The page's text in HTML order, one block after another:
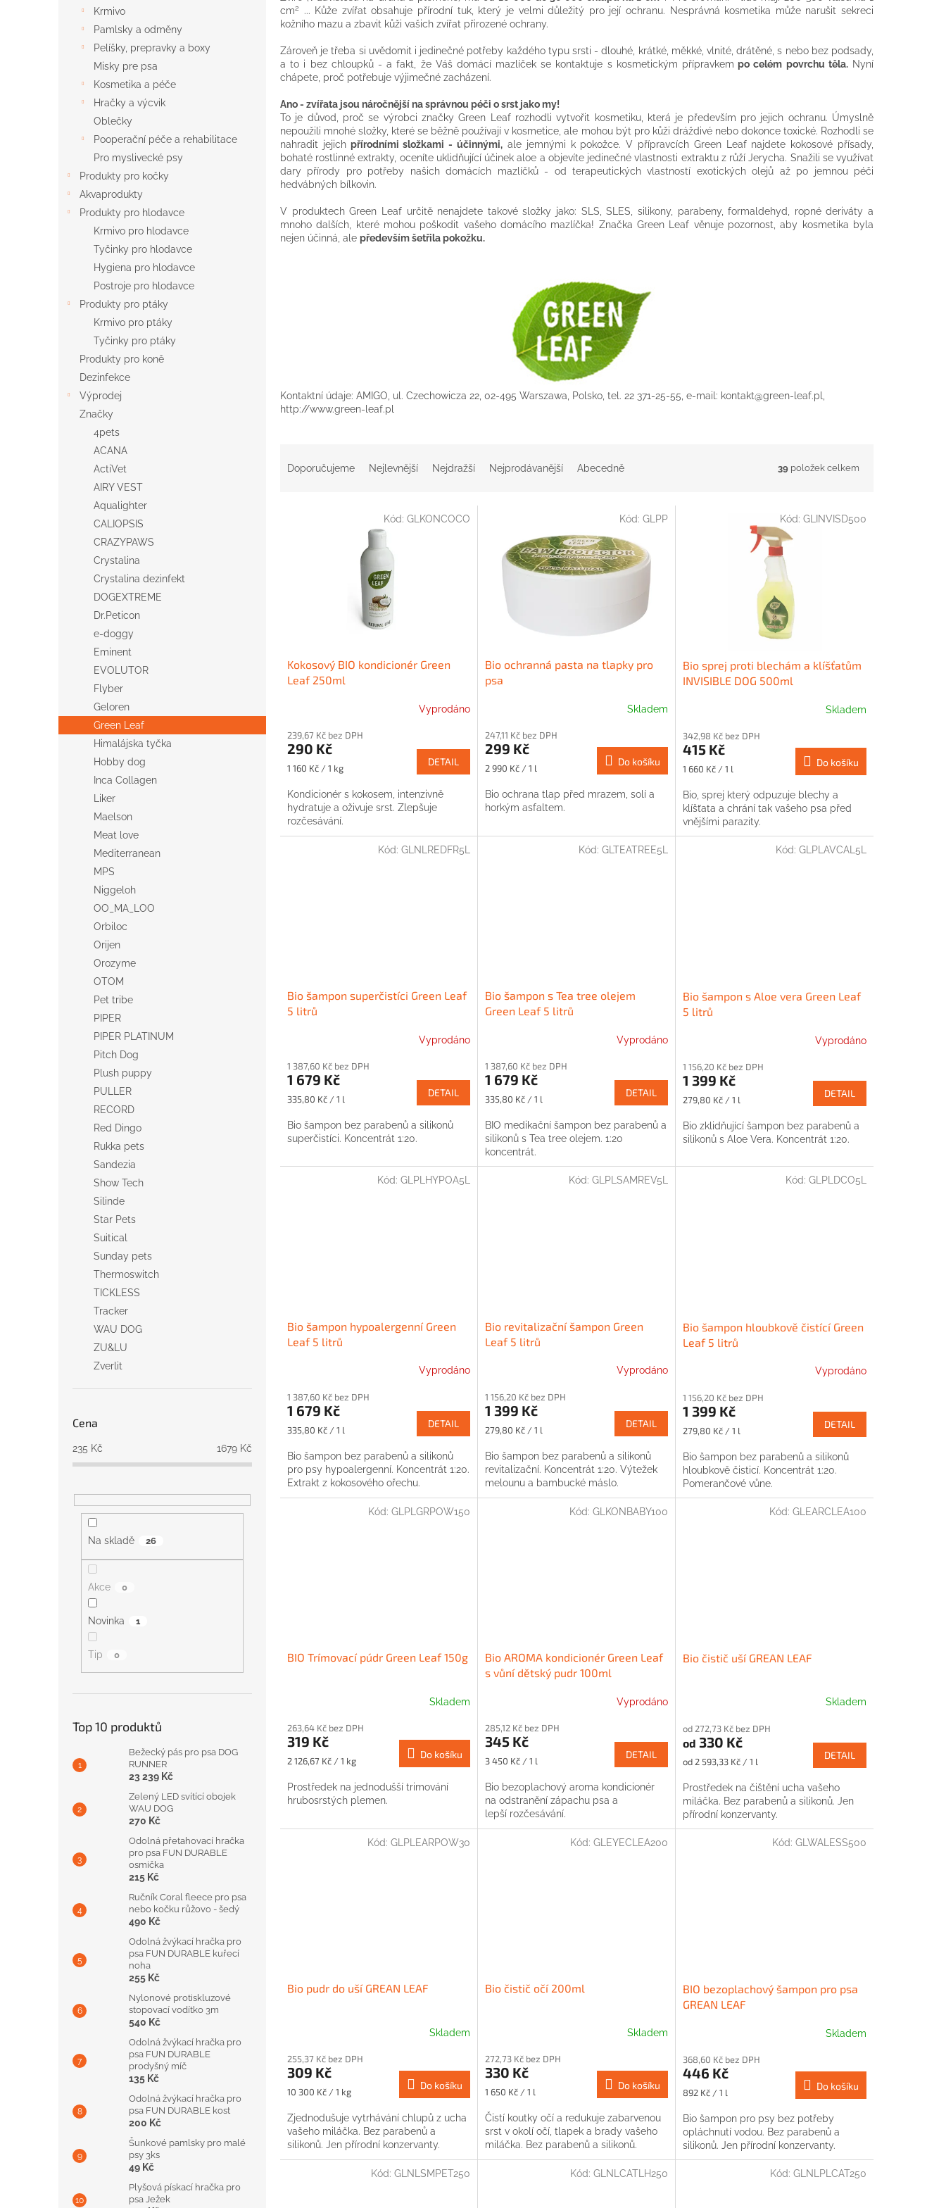
Krmivo
Pamlsky a odměny
Pelíšky, prepravky a boxy
Misky pre psa
Kosmetika a péče
Hračky a výcvik
Oblečky
Pooperační péče a rehabilitace
Pro myslivecké psy
Produkty pro kočky
Akvaprodukty
Produkty pro hlodavce
Krmivo pro hlodavce
Tyčinky pro hlodavce
Hygiena pro hlodavce
Postroje pro hlodavce
Produkty pro ptáky
Krmivo pro ptáky
Tyčinky pro ptáky
Produkty pro koně
Dezinfekce
Výprodej
Značky
4pets
ACANA
ActiVet
AIRY VEST
Aqualighter
CALIOPSIS
CRAZYPAWS
Crystalina
Crystalina dezinfekt
DOGEXTREME
Dr.Peticon
e-doggy
Eminent
EVOLUTOR
Flyber
Geloren
Green Leaf
Himalájska tyčka
Hobby dog
Inca Collagen
Liker
Maelson
Meat love
Mediterranean
MPS
Niggeloh
OO_MA_LOO
Orbiloc
Orijen
Orozyme
OTOM
Pet tribe
PIPER
PIPER PLATINUM
Pitch Dog
Plush puppy
PULLER
RECORD
Red Dingo
Rukka pets
Sandezia
Show Tech
Silinde
Star Pets
Suitical
Sunday pets
Thermoswitch
TICKLESS
Tracker
WAU DOG
ZU&LU
Zverlit
Cena
235 Kč 1679 Kč
Na skladě 26
Akce 0
Novinka 1
Tip 0
Top 10 produktů
Bežecký pás pro psa DOG
RUNNER
23 239 Kč
Zelený LED svítící obojek
WAU DOG
270 Kč
Odolná přetahovací hračka
pro psa FUN DURABLE
osmička
215 Kč
Ručník Coral fleece pro psa
nebo kočku růžovo - šedý
490 Kč
Odolná žvýkací hračka pro
psa FUN DURABLE kuřecí
noha
255 Kč
Nylonové protiskluzové
stopovací vodítko 3m
540 Kč
Odolná žvýkací hračka pro
psa FUN DURABLE
prodyšný míč
135 Kč
Odolná žvýkací hračka pro
psa FUN DURABLE kost
200 Kč
Šunkové pamlsky pro malé
psy 3ks
49 Kč
Plyšová pískací hračka pro
psa Ježek
cm2
... Kůže zvířat obsahuje přírodní tuk, který je velmi důležitý pro její ochranu. Nesprávná kosmetika může narušit sekreci
kožního mazu a zbavit kůži vašich zvířat přirozené ochrany.
Zároveň je třeba si uvědomit i jedinečné potřeby každého typu srsti - dlouhé, krátké, měkké, vlnité, drátěné, s nebo bez podsady,
a to i bez chloupků - a fakt, že Váš domácí mazlíček se kontaktuje s kosmetickým přípravkem po celém povrchu těla.Nyní
chápete, proč potřebuje výjimečné zacházení.
Ano - zvířata jsou náročnější na správnou péči o srst jako my!
To je důvod, proč se výrobci značky Green Leaf rozhodli vytvořit kosmetiku, která je především pro jejich ochranu. Úmyslně
nepoužili mnohé složky, které se běžně používají v kosmetice, ale mohou být pro kůži dráždivé nebo dokonce toxické. Rozhodli se
nahradit jejichpřírodními složkami - účinnými, ale jemnými k pokožce. V přípravcích Green Leaf najdete kokosové přísady,
bohaté rostlinné extrakty, oceníte uklidňující účinek aloe a objevíte jedinečné vlastnosti extraktu z růží Jerycha. Snažili se využívat
dary přírody pro potřeby našich domácích mazlíčků - od terapeutických vlastností exotických olejů až po jemnou péči
hedvábných bílkovin.
V produktech Green Leaf určitě nenajdete takové složky jako: SLS, SLES, silikony, parabeny, formaldehyd, ropné deriváty a
mnoho dalších, které mohou poškodit vašeho domácího mazlíčka! Značka Green Leaf věnuje pozornost, aby kosmetika byla
nejen účinná, ale především šetřila pokožku.
Kontaktní údaje: AMIGO, ul. Czechowicza 22, 02-495 Warszawa, Polsko, tel. 22 371-25-55, e-mail: kontakt@green-leaf.pl,
http://www.green-leaf.pl
Doporučujeme Nejlevnější Nejdražší Nejprodávanější Abecedně 39 položek celkem
Kokosový BIO kondicionér Green
Leaf 250ml
Vyprodáno
239,67 Kč bez DPH
290 Kč
Měrná
1 160 Kč / 1 kg
DETAIL
Kondicionér s kokosem, intenzivně
hydratuje a oživuje srst. Zlepšuje
rozčesávání.
Kód: GLKONCOCO
Bio ochranná pasta na tlapky pro
psa
Skladem
247,11 Kč bez DPH
299 Kč
Měrná
2 990 Kč / 1 l
Do košíku
Bio ochrana tlap před mrazem, solí a
horkým asfaltem.
Kód: GLPP
Bio sprej proti blechám a klíšťatům
INVISIBLE DOG 500ml
Skladem
342,98 Kč bez DPH
415 Kč
Měrná
1 660 Kč / 1 l
Do košíku
Bio, sprej který odpuzuje blechy a
klíšťata a chrání tak vašeho psa před
vnějšími parazity.
Kód: GLINVISD500
Bio šampon superčistíci Green Leaf
5 litrů
Vyprodáno
1 387,60 Kč bez DPH
1 679 Kč
Měrná
335,80 Kč / 1 l
DETAIL
Bio šampon bez parabenů a silikonů
superčistíci. Koncentrát 1:20.
Kód: GLNLREDFR5L
Bio šampon s Tea tree olejem
Green Leaf 5 litrů
Vyprodáno
1 387,60 Kč bez DPH
1 679 Kč
Měrná
335,80 Kč / 1 l
DETAIL
BIO medikační šampon bez parabenů a
silikonů s Tea tree olejem. 1:20
koncentrát.
Kód: GLTEATREE5L
Bio šampon s Aloe vera Green Leaf
5 litrů
Vyprodáno
1 156,20 Kč bez DPH
1 399 Kč
Měrná
279,80 Kč / 1 l
DETAIL
Bio zklidňující šampon bez parabenů a
silikonů s Aloe Vera. Koncentrát 1:20.
Kód: GLPLAVCAL5L
Bio šampon hypoalergenní Green
Leaf 5 litrů
Vyprodáno
1 387,60 Kč bez DPH
1 679 Kč
Měrná
335,80 Kč / 1 l
DETAIL
Bio šampon bez parabenů a silikonů
pro psy hypoalergenní. Koncentrát 1:20.
Extrakt z kokosového ořechu.
Kód: GLPLHYPOA5L
Bio revitalizační šampon Green
Leaf 5 litrů
Vyprodáno
1 156,20 Kč bez DPH
1 399 Kč
Měrná
279,80 Kč / 1 l
DETAIL
Bio šampon bez parabenů a silikonů
revitalizační. Koncentrát 1:20. Výtežek
melounu a bambucké máslo.
Kód: GLPLSAMREV5L
Bio šampon hloubkově čistící Green
Leaf 5 litrů
Vyprodáno
1 156,20 Kč bez DPH
1 399 Kč
Měrná
279,80 Kč / 1 l
DETAIL
Bio šampon bez parabenů a silikonů
hloubkově čisticí. Koncentrát 1:20.
Pomerančové vůne.
Kód: GLPLDCO5L
BIO Trímovací púdr Green Leaf 150g
Skladem
263,64 Kč bez DPH
319 Kč
Měrná
2 126,67 Kč / 1 kg
Do košíku
Prostředek na jednodušší trimování
hrubosrstých plemen.
Kód: GLPLGRPOW150
Bio AROMA kondicionér Green Leaf
s vůní dětský pudr 100ml
Vyprodáno
285,12 Kč bez DPH
345 Kč
Měrná
3 450 Kč / 1 l
DETAIL
Bio bezoplachový aroma kondicionér
na odstranění zápachu psa a
lepší rozčesávání.
Kód: GLKONBABY100
Bio čistič uší GREAN LEAF
Skladem
od 272,73 Kč bez DPH
od 330 Kč
Měrná
od 2 593,33 Kč / 1 l
DETAIL
Prostředek na čištění ucha vašeho
miláčka. Bez parabenů a silikonů. Jen
přírodní konzervanty.
Kód: GLEARCLEA100
Bio pudr do uší GREAN LEAF
Skladem
255,37 Kč bez DPH
309 Kč
Měrná
10 300 Kč / 1 kg
Do košíku
Zjednodušuje vytrhávání chlupů z ucha
vašeho miláčka. Bez parabenů a
silikonů. Jen přírodní konzervanty.
Kód: GLPLEARPOW30
Bio čistič očí 200ml
Skladem
272,73 Kč bez DPH
330 Kč
Měrná
1 650 Kč / 1 l
Do košíku
Čistí koutky očí a redukuje zabarvenou
srst v okolí očí, tlapek a brady vašeho
miláčka. Bez parabenů a silikonů.
Kód: GLEYECLEA200
BIO bezoplachový šampon pro psa
GREAN LEAF
Skladem
368,60 Kč bez DPH
446 Kč
Měrná
892 Kč / 1 l
Do košíku
Bio šampon pro psy bez potřeby
opláchnutí vodou. Bez parabenů a
silikonů. Jen přírodní konzervanty.
Kód: GLWALESS500
Kód: GLNLSMPET250 Kód: GLNLCATLH250 Kód: GLNLPLCAT250